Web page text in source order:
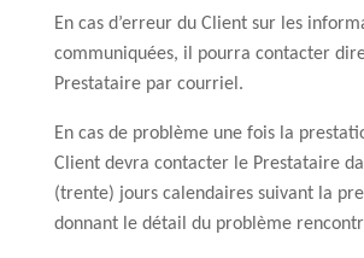
En cas d’erreur du Client sur les
communiquées, il pourra contacter
Prestataire par courriel.
En cas de problème une fois la
Client devra contacter le Prestataire
(trente) jours calendaires suivant la
donnant le détail du problème